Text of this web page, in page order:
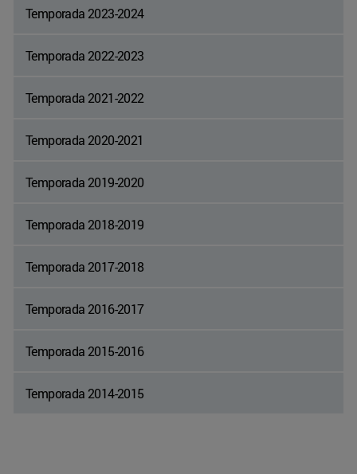
Temporada 2023-2024
Temporada 2022-2023
Temporada 2021-2022
Temporada 2020-2021
Temporada 2019-2020
Temporada 2018-2019
Temporada 2017-2018
Temporada 2016-2017
Temporada 2015-2016
Temporada 2014-2015